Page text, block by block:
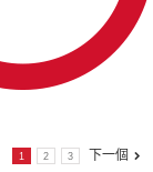
1 2 3 下一個